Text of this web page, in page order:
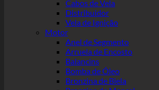
Cabos de Vela
Distribuidor
Vela de Ignição
Motor
Anel de Segmento
Arruela de Encosto
Balancins
Bomba de Óleo
Bronzina de Biela